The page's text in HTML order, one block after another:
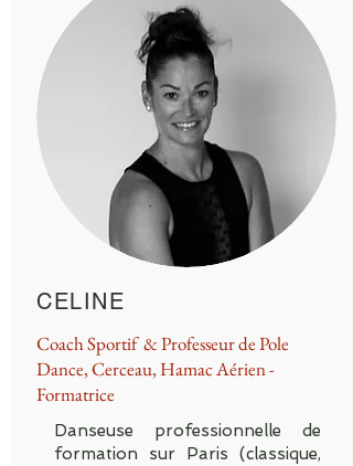
CELINE
Coach Sportif & Professeur de Pole
Dance, Cerceau, Hamac Aérien -
Formatrice
Danseuse professionnelle de
formation sur Paris (classique,